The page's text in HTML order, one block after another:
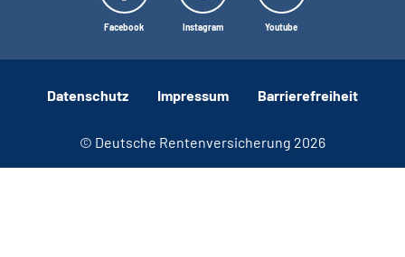
Facebook Instagram Youtube
Datenschutz Impressum Barrierefreiheit
© Deutsche Rentenversicherung 2026